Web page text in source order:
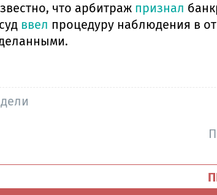
что арбитраж признал
ввел процедуру наблюдения в